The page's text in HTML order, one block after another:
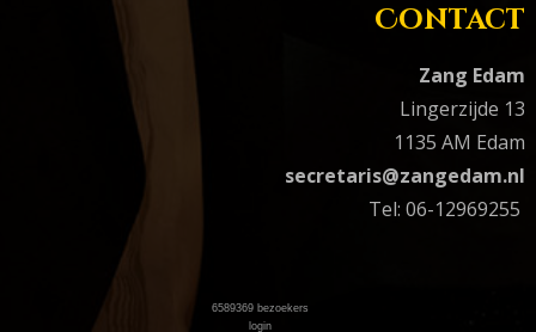
Contact
Zang Edam
Lingerzijde 13
1135 AM Edam
secretaris@zangedam.nl
Tel: 06-12969255
6589369 bezoekers
login